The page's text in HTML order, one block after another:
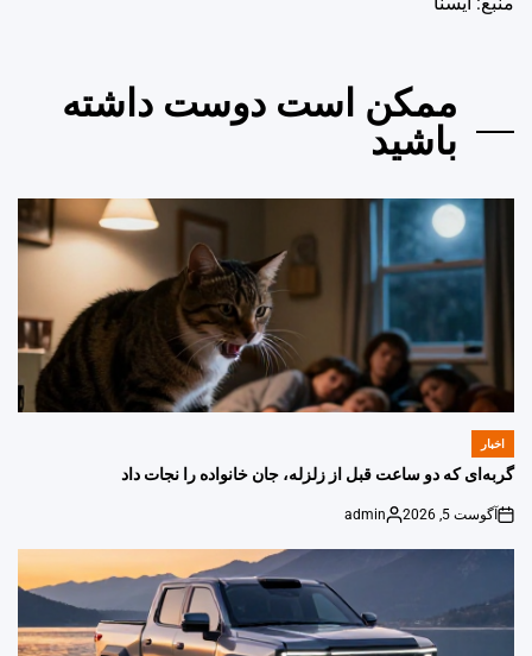
ممکن است دوست داشته
باشید
POSTED
IN
اخبار
گربه‌ای که دو ساعت قبل از زلزله، جان خانواده را نجات داد
on
آگوست 5, 2026
Posted
admin